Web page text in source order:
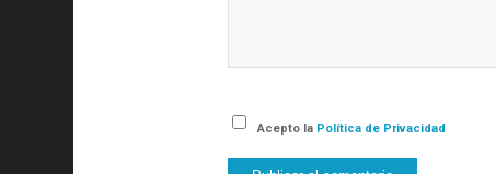
Acepto la Política de Privacidad